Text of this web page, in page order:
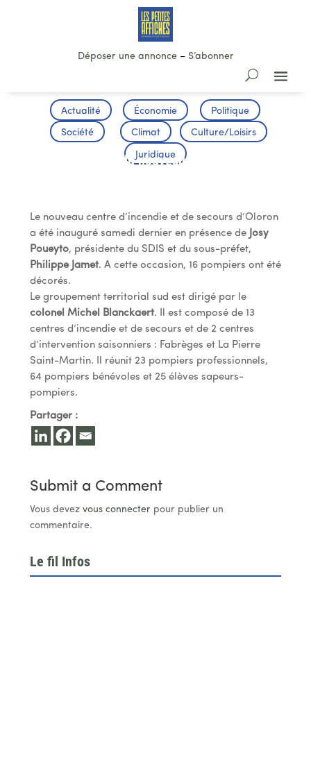
Déposer une annonce– S’abonner
Actualité Économie Politique
Société Climat Culture/Loisirs
Juridique
Inauguration du nouveau centre
Le nouveau centre d’incendie et de secours d’Oloron
a été inauguré samedi dernier en présence de Josy
Poueyto, présidente du SDIS et du sous-préfet,
Philippe Jamet. A cette occasion, 16 pompiers ont été
décorés.
Le groupement territorial sud est dirigé par le
colonel Michel Blanckaert. Il est composé de 13
centres d’incendie et de secours et de 2 centres
d’intervention saisonniers : Fabrèges et La Pierre
Saint-Martin. Il réunit 23 pompiers professionnels,
64 pompiers bénévoles et 25 élèves sapeurs-
pompiers.
Partager :
Submit a Comment
Vous devez vous connecterpour publier un
commentaire.
Le fil Infos